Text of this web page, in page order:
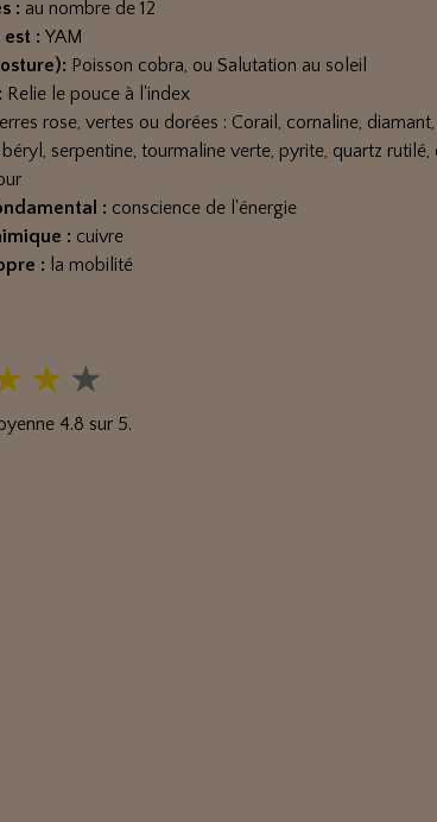
: au nombre de 12
est :YAM
Poisson cobra, ou Salutation au soleil
Relie le pouce à l'index
rose, vertes ou dorées : Corail, cornaline,
serpentine, tourmaline verte, pyrite, quartz rutilé,
: conscience de l'énergie
: cuivre
: la mobilité
★ ★
4.8 sur 5.